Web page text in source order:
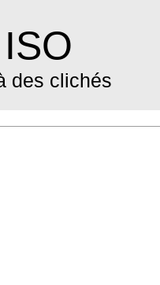
des clichés